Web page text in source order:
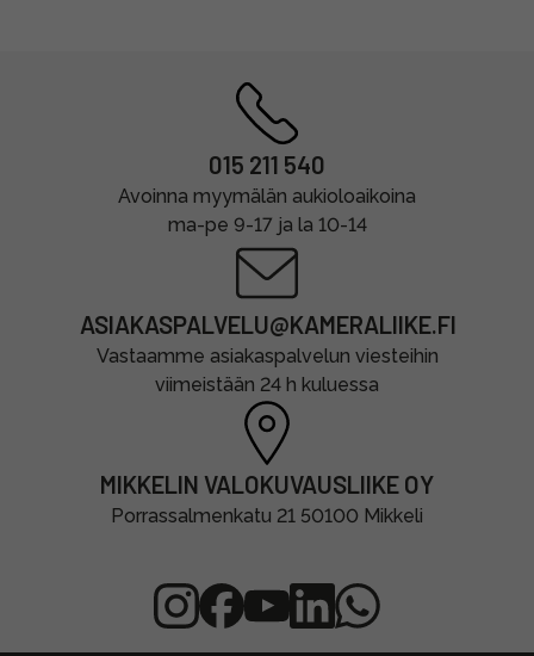
015 211 540
Avoinna myymälän aukioloaikoina
ma-pe 9-17 ja la 10-14
ASIAKASPALVELU@KAMERALIIKE.FI
Vastaamme asiakaspalvelun viesteihin
viimeistään 24 h kuluessa
MIKKELIN VALOKUVAUSLIIKE OY
Porrassalmenkatu 21 50100 Mikkeli